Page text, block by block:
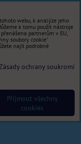
webu, k analýze jeho
k tomu použít nástroje
partnerům v EU,
soubory cookie“
najít podrobné
ochrany soukromí
Přijmout všechny
cookies